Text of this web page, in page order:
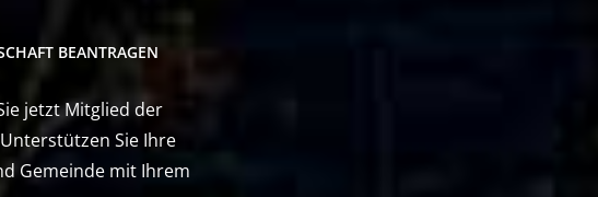
BEANTRAGEN
jetzt Mitglied der
Sie Ihre
Gemeinde mit Ihrem